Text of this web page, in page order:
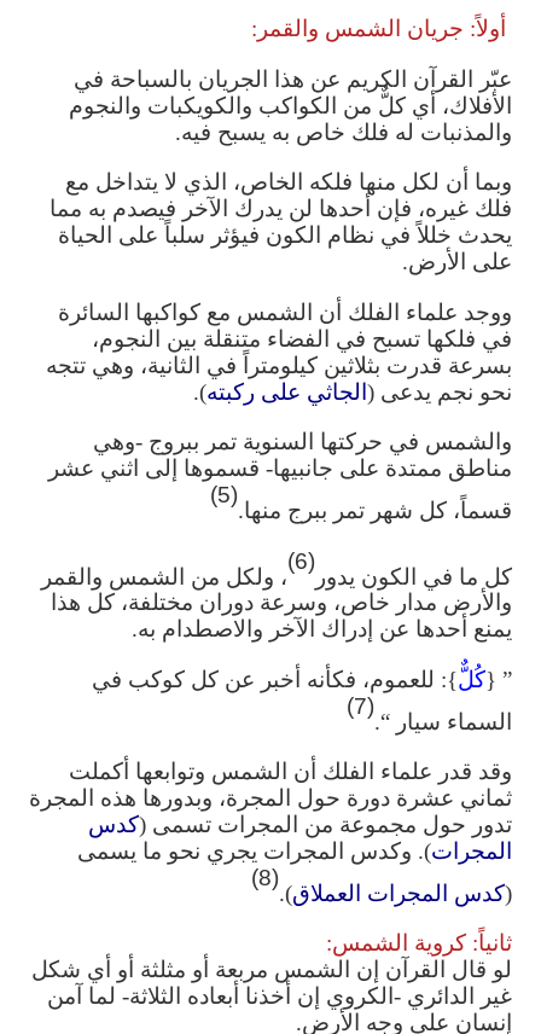
أولاً: جريان الشمس والقمر:
عبّر القرآن الكريم عن هذا الجريان بالسباحة في
الأفلاك، أي كلٌّ من الكواكب والكويكبات والنجوم
والمذنبات له فلك خاص به يسبح فيه.
وبما أن لكل منها فلكه الخاص، الذي لا يتداخل مع
فلك غيره، فإن أحدها لن يدرك الآخر فيصدم به مما
يحدث خللاً في نظام الكون فيؤثر سلباً على الحياة
على الأرض.
ووجد علماء الفلك أن الشمس مع كواكبها السائرة
في فلكها تسبح في الفضاء متنقلة بين النجوم،
بسرعة قدرت بثلاثين كيلومتراً في الثانية، وهي تتجه
نحو نجم يدعى ( الجاثي على ركبته).
والشمس في حركتها السنوية تمر ببروج -وهي
مناطق ممتدة على جانبيها- قسموها إلى اثني عشر
قسماً، كل شهر تمر ببرج منها.
(5)
كل ما في الكون يدور
(6)
، ولكل من الشمس والقمر
والأرض مدار خاص، وسرعة دوران مختلفة، كل هذا
يمنع أحدها عن إدراك الآخر والاصطدام به.
” {كُلٌّ}: للعموم، فكأنه أخبر عن كل كوكب في
السماء سيار “.
(7)
وقد قدر علماء الفلك أن الشمس وتوابعها أكملت
ثماني عشرة دورة حول المجرة، وبدورها هذه المجرة
تدور حول مجموعة من المجرات تسمى (كدس
المجرات). وكدس المجرات يجري نحو ما يسمى
(كدس المجرات العملاق).
(8)
ثانياً: كروية الشمس:
لو قال القرآن إن الشمس مربعة أو مثلثة أو أي شكل
غير الدائري -الكروي إن أخذنا أبعاده الثلاثة- لما آمن
إنسان على وجه الأرض.